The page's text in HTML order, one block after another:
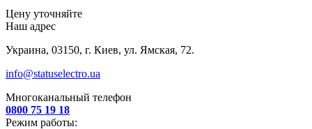
Цену уточняйте
Наш адрес
Украина, 03150, г. Киев, ул. Ямская, 72.
info@statuselectro.ua
Многоканальный телефон
0800 75 19 18
Режим работы: